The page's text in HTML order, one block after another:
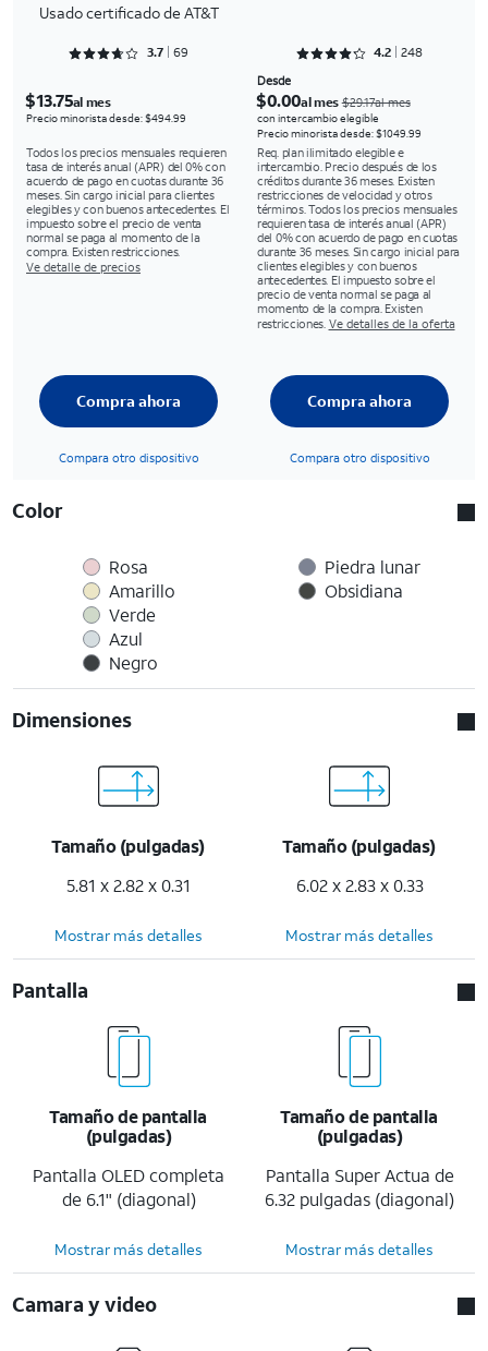
Usado certificado de AT&T
Rated 3.7246 out of 5
3.7 69 Rated 4.2258 out of 5
4.2 248
$13.75al mes
Precio minorista desde: $494.99
Todos los precios mensuales requieren
tasa de interés anual (APR) del 0% con
acuerdo de pago en cuotas durante 36
meses. Sin cargo inicial para clientes
elegibles y con buenos antecedentes. El
impuesto sobre el precio de venta
normal se paga al momento de la
compra. Existen restricciones.
Ve detalle de precios
Desde
$0.00al mes$29.17al mes
con intercambio elegible
Precio minorista desde: $1049.99
Req. plan ilimitado elegible e
intercambio. Precio después de los
créditos durante 36 meses. Existen
restricciones de velocidad y otros
términos. Todos los precios mensuales
requieren tasa de interés anual (APR)
del 0% con acuerdo de pago en cuotas
durante 36 meses. Sin cargo inicial para
clientes elegibles y con buenos
antecedentes. El impuesto sobre el
precio de venta normal se paga al
momento de la compra. Existen
restricciones. Ve detalles de la oferta
Compra ahora
Compara otro dispositivo
Compra ahora
Compara otro dispositivo
Color
Rosa
Amarillo
Verde
Azul
Negro
Piedra lunar
Obsidiana
Dimensiones
Tamaño (pulgadas)
5.81 x 2.82 x 0.31
Tamaño (pulgadas)
6.02 x 2.83 x 0.33
Mostrar más detalles Mostrar más detalles
Pantalla
Tamaño de pantalla
(pulgadas)
Pantalla OLED completa
de 6.1" (diagonal)
Tamaño de pantalla
(pulgadas)
Pantalla Super Actua de
6.32 pulgadas (diagonal)
Mostrar más detalles Mostrar más detalles
Camara y video